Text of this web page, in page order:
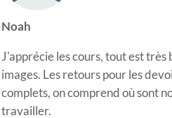
Noah
J'apprécie les cours, tout est
images. Les retours pour les
complets, on comprend où sont
travailler.